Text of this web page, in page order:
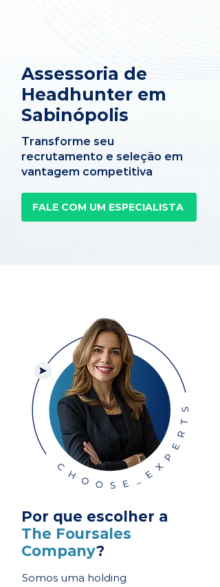
Assessoria de
Headhunter em
Sabinópolis
Transforme seu
recrutamento e seleção em
vantagem competitiva
FALE COM UM ESPECIALISTA
Por que escolher a
The Foursales
Company?
Somos uma holding